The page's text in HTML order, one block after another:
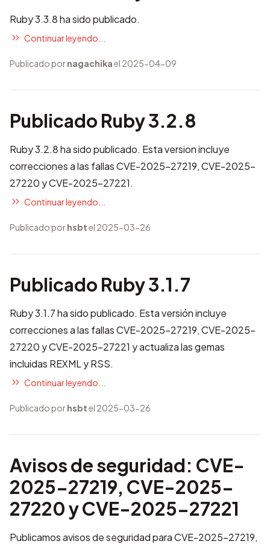
Ruby 3.3.8 ha sido publicado.
Continuar leyendo...
Publicado pornagachikael 2025-04-09
Publicado Ruby 3.2.8
Ruby 3.2.8 ha sido publicado. Esta version incluye
correcciones a las fallas CVE-2025-27219, CVE-2025-
27220 y CVE-2025-27221.
Continuar leyendo...
Publicado porhsbtel 2025-03-26
Publicado Ruby 3.1.7
Ruby 3.1.7 ha sido publicado. Esta versión incluye
correcciones a las fallas CVE-2025-27219, CVE-2025-
27220 y CVE-2025-27221 y actualiza las gemas
incluidas REXML y RSS.
Continuar leyendo...
Publicado porhsbtel 2025-03-26
Avisos de seguridad: CVE-
2025-27219, CVE-2025-
27220 y CVE-2025-27221
Publicamos avisos de seguridad para CVE-2025-27219,